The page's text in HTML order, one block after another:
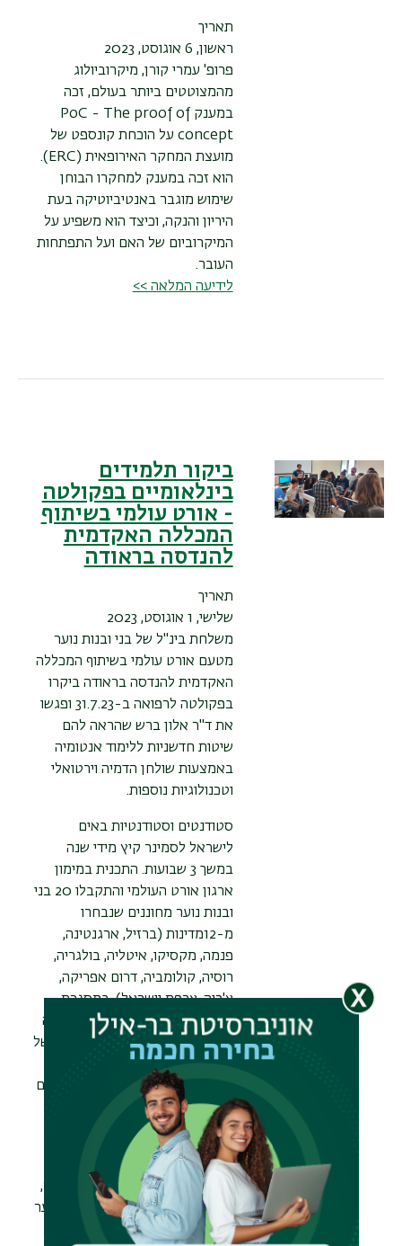
תאריך
ראשון, 6 אוגוסט, 2023
פרופ' עמרי קורן, מיקרוביולוג
מהמצוטטים ביותר בעולם, זכה
במענק PoC - The proof of
concept על הוכחת קונספט של
מועצת המחקר האירופאית (ERC).
הוא זכה במענק למחקרו הבוחן
שימוש מוגבר באנטיביוטיקה בעת
היריון והנקה, וכיצד הוא משפיע על
המיקרוביום של האם ועל התפתחות
העובר.
לידיעה המלאה >>
ביקור תלמידים
בינלאומיים בפקולטה
- אורט עולמי בשיתוף
המכללה האקדמית
להנדסה בראודה
תאריך
שלישי, 1 אוגוסט, 2023
משלחת בינ"ל של בני ובנות נוער
מטעם אורט עולמי בשיתוף המכללה
האקדמית להנדסה בראודה ביקרו
בפקולטה לרפואה ב-31.7.23 ופגשו
את ד"ר אלון ברש שהראה להם
שיטות חדשניות ללימוד אנטומיה
באמצעות שולחן הדמיה וירטואלי
וטכנולוגיות נוספות.
סטודנטים וסטודנטיות באים
לישראל לסמינר קיץ מידי שנה
במשך 3 שבועות. התכנית במימון
ארגון אורט העולמי והתקבלו 20 בני
ובנות נוער מחוננים שנבחרו
מ-12מדינות (ברזיל, ארגנטינה,
פנמה, מקסיקו, איטליה, בולגריה,
רוסיה, קולומביה, דרום אפריקה,
צ'כיה, צרפת וישראל). במסגרת
התכנית, התלמידים בצעו בבראודה
מחקרים בקבוצות מחקר בתחום של
הנדסת סביבה, פיתוח תרופות
לסרטן, וביורפואה. בנוסף התלמידים
נחשפו ליהדות באתרי מורשת
בירושלים, צפת ומצדה על מנת
לחבר אותם לקהילה בישראל.
תודה להדס אורן על אירגון הביקור,
ולד"ר איתי מלק, מנהל המרכז לנוער
שוחר מדע, המכללה האקדמית